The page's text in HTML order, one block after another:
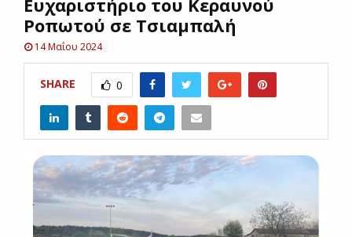
UΡοπωτού σε Τσιαμπαλή
14 Μαΐου 2024
SHARE 0